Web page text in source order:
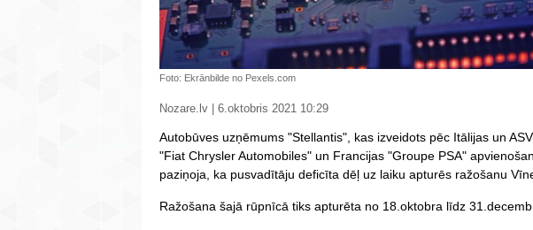
Foto: Ekrānbilde no Pexels.com
Nozare.lv | 6.oktobris 2021 10:29
Autobūves uzņēmums "Stellantis", kas izveidots pēc Itālijas un
"Fiat Chrysler Automobiles" un Francijas "Groupe PSA"
paziņoja, ka pusvadītāju deficīta dēļ uz laiku apturēs ražošanu
Ražošana šajā rūpnīcā tiks apturēta no 18.oktobra līdz